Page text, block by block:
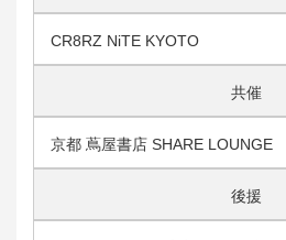
CR8RZ NiTE KYOTO
共催
京都 蔦屋書店 SHARE LOUNGE
後援